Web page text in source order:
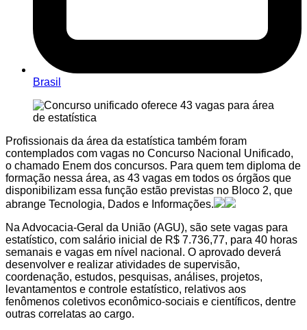
Brasil
Profissionais da área da estatística também foram
contemplados com vagas no Concurso Nacional Unificado,
o chamado Enem dos concursos. Para quem tem diploma de
formação nessa área, as 43 vagas em todos os órgãos que
disponibilizam essa função estão previstas no Bloco 2, que
abrange Tecnologia, Dados e Informações.
Na Advocacia-Geral da União (AGU), são sete vagas para
estatístico, com salário inicial de R$ 7.736,77, para 40 horas
semanais e vagas em nível nacional. O aprovado deverá
desenvolver e realizar atividades de supervisão,
coordenação, estudos, pesquisas, análises, projetos,
levantamentos e controle estatístico, relativos aos
fenômenos coletivos econômico-sociais e científicos, dentre
outras correlatas ao cargo.